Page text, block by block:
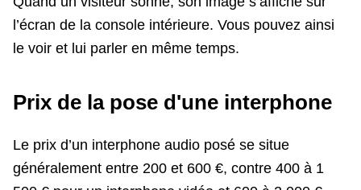
l’écran de la console intérieure. Vous pouvez ainsi
le voir et lui parler en même temps.
Prix de la pose d'une interphone
Le prix d’un interphone audio posé se situe
généralement entre 200 et 600 €, contre 400 à 1